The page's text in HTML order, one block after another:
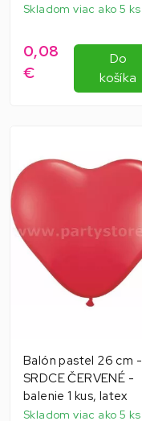
Skladom viac ako 5 ks
0,08
€
Do
košíka
Balón pastel 26 cm -
SRDCE ČERVENÉ -
balenie 1 kus, latex
Skladom viac ako 5 ks